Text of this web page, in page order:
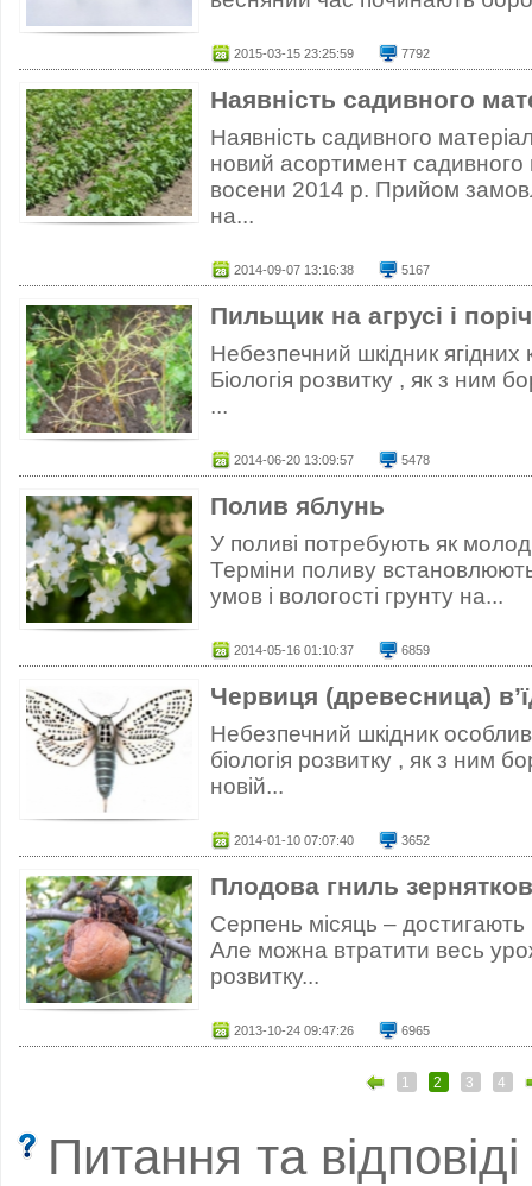
2015-03-15 23:25:59 7792
Наявність садивного
Наявність садивного
новий асортимент садивного
восени 2014 р. Прийом
на...
2014-09-07 13:16:38 5167
Пильщик на агрусі і
Небезпечний шкідник ягідних
Біологія розвитку , як з ним
...
2014-06-20 13:09:57 5478
Полив яблунь
У поливі потребують як
Терміни поливу
умов і вологості грунту на...
2014-05-16 01:10:37 6859
Червиця (древесница)
Небезпечний шкідник
біологія розвитку , як з ним
новій...
2014-01-10 07:07:40 3652
Плодова гниль
Серпень місяць – достигають
Але можна втратити весь
розвитку...
2013-10-24 09:47:26 6965
1 2 3 4
Питання та